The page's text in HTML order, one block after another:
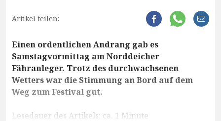
Artikel teilen:
Einen ordentlichen Andrang gab es
Samstagvormittag am Norddeicher
Fähranleger. Trotz des durchwachsenen
Wetters war die Stimmung an Bord auf dem
Weg zum Festival gut.
Lesedauer des Artikels: ca. 1 Minute